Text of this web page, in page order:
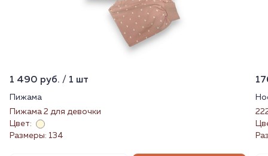
1 490 руб. / 1 шт
Пижама
Пижама 2 для девочки
Цвет:
Размеры: 134